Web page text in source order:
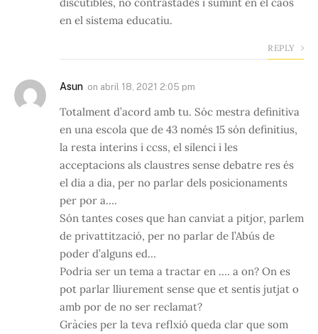
en el sistema educatiu.
REPLY
Asun on abril 18, 2021 2:05 pm
Totalment d’acord amb tu. Sóc mestra definitiva
en una escola que de 43 només 15 són definitius,
la resta interins i ccss, el silenci i les
acceptacions als claustres sense debatre res és
el dia a dia, per no parlar dels posicionaments
per por a….
Són tantes coses que han canviat a pitjor, parlem
de privattització, per no parlar de l’Abús de
poder d’alguns ed…
Podria ser un tema a tractar en …. a on? On es
pot parlar lliurement sense que et sentis jutjat o
amb por de no ser reclamat?
Gràcies per la teva reflxió queda clar que som